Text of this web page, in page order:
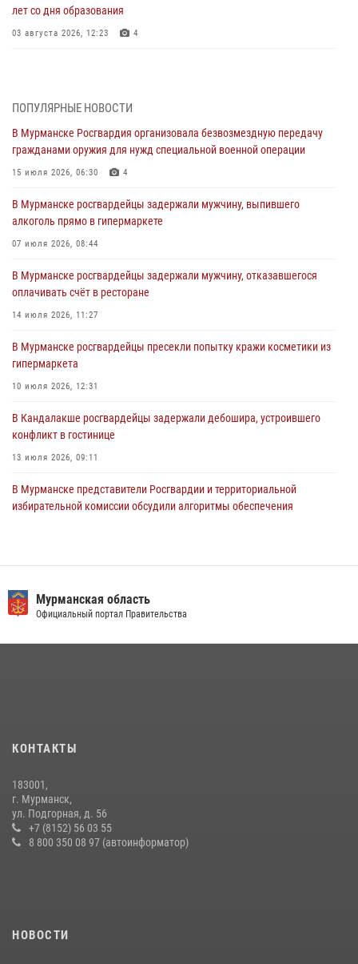
лет со дня образования
03 августа 2026, 12:23 4
Сотрудники Росгвардии провели инструктаж по
антитеррористической защищенности для членов избирательных
31 июля 2026, 08:48 3
Сотрудники Росгвардии задержали мужчину, не оплатившего счет в
30 июля 2026, 14:09
В Управлении Росгвардии по Мурманской области прошло пожарно-
30 июля 2026, 14:05
В Управлении Росгвардии по Мурманской области состоялось
равноапостольного великого князя Владимира
29 июля 2026, 12:17
ПОПУЛЯРНЫЕ НОВОСТИ
В Мурманске Росгвардия организовала безвозмездную передачу
гражданами оружия для нужд специальной военной операции
15 июля 2026, 06:30 4
В Мурманске росгвардейцы задержали мужчину, выпившего
алкоголь прямо в гипермаркете
07 июля 2026, 08:44
В Мурманске росгвардейцы задержали мужчину, отказавшегося
оплачивать счёт в ресторане
14 июля 2026, 11:27
В Мурманске росгвардейцы пресекли попытку кражи косметики из
гипермаркета
10 июля 2026, 12:31
В Кандалакше росгвардейцы задержали дебошира, устроившего
конфликт в гостинице
13 июля 2026, 09:11
В Мурманске представители Росгвардии и территориальной
избирательной комиссии обсудили алгоритмы обеспечения
местной жительницы, нарушавшей общественный порядок в
магазине - буфете
Первый Мурманский терминал» передал Управлению Росгвардии
по Мурманской области новый автомобиль для несения службы
21 июля 2026, 08:15
Мурманская область
Официальный портал Правительства
КОНТАКТЫ
183001,
г. Мурманск,
ул. Подгорная, д. 56
+7 (8152) 56 03 55
8 800 350 08 97 (автоинформатор)
НОВОСТИ